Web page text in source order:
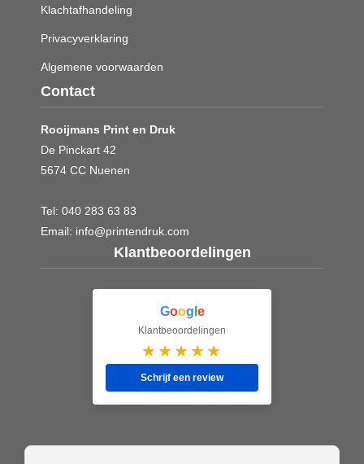
Klachtafhandeling
Privacyverklaring
Algemene voorwaarden
Contact
Rooijmans Print en Druk
De Pinckart 42
5674 CC Nuenen
Tel: 040 283 63 83
Email: info@printendruk.com
Klantbeoordelingen
Goog e
Klantbeoordelingen
★★★★★
Schrijf een review